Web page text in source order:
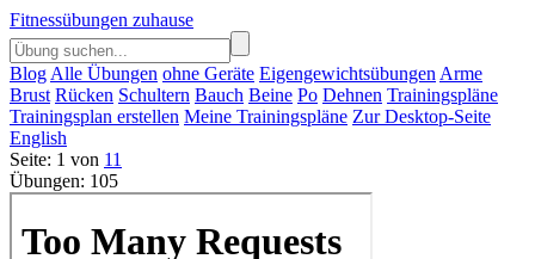
Fitnessübungen zuhause
Blog Alle Übungen ohne Geräte Eigengewichtsübungen Arme
Brust Rücken Schultern Bauch Beine Po Dehnen Trainingspläne
Trainingsplan erstellen Meine Trainingspläne Zur Desktop-Seite
English
Seite: 1 von 11
Übungen: 105